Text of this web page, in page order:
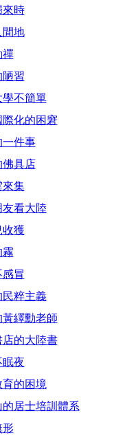
來時
間地
禪
陋習
學不簡單
際化的困窘
一件事
佛具店
來集
友看大陸
收獲
霧
感冒
民粹主義
黃繹勳老師
店的大陸書
眠夜
育的困境
的居士培訓體系
形